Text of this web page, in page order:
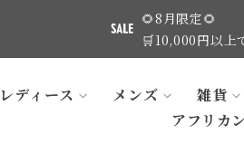
🌻8月限定🌻
🛒10,000円以上
レディース メンズ 雑貨
アフリカ